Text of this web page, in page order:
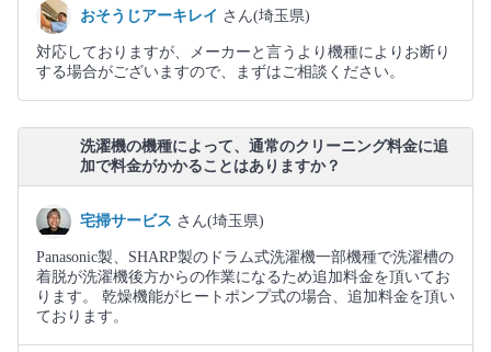
おそうじアーキレイ さん(埼玉県)
対応しておりますが、メーカーと言うより機種によりお断り
する場合がございますので、まずはご相談ください。
洗濯機の機種によって、通常のクリーニング料金に追
加で料金がかかることはありますか？
宅掃サービス さん(埼玉県)
Panasonic製、SHARP製のドラム式洗濯機一部機種で洗濯槽の
着脱が洗濯機後方からの作業になるため追加料金を頂いてお
ります。 乾燥機能がヒートポンプ式の場合、追加料金を頂い
ております。